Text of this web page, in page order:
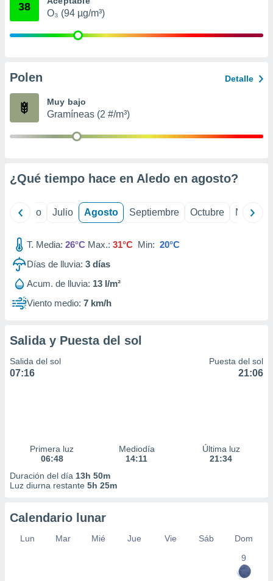
publicidad
de
1199
38
O₃ (94 µg/m³)
Polen Detalle
Muy bajo
Gramíneas (2 #/m³)
¿Qué tiempo hace en Aledo en agosto?
Junio Julio Agosto Septiembre Octubre
T. Media: 26°C Max.: 31°C Min: 20°C
Días de lluvia: 3 días
Acum. de lluvia: 13 l/m²
Viento medio: 7 km/h
Salida y Puesta del sol
Salida del sol
07:16
Puesta del sol
21:06
Primera luz
06:48
Mediodía
14:11
Última luz
21:34
Duración del día 13h 50m
Luz diurna restante 5h 25m
Calendario lunar
Lun Mar Mié Jue Vie Sáb
Dom
9